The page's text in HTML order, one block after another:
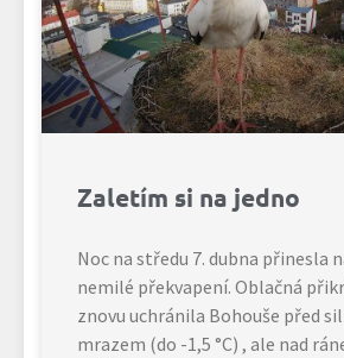
Zaletím si na jedno
Noc na středu 7. dubna přinesla
nemilé překvapení. Oblačná
znovu uchránila Bohouše před
mrazem (do -1,5 °C) , ale nad